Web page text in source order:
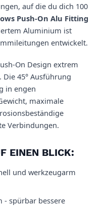
auf die du dich 100
Push-On Alu Fitting
Aluminium ist
entwickelt.
On Design extrem
45° Ausführung
in engen
maximale
Verbindungen.
EINEN BLICK:
und werkzeugarm
- spürbar bessere